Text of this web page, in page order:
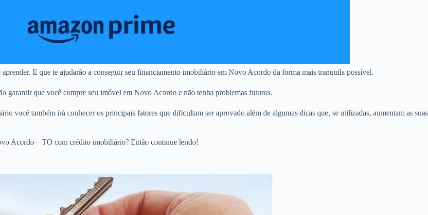
E que te ajudarão a conseguir seu financiamento imobiliário em Novo Acordo da forma mais tranquila possível.
garantir que você compre seu imóvel em Novo Acordo e não tenha problemas futuros.
você também irá conhecer os principais fatores que dificultam ser aprovado além de algumas dicas que, se utilizadas, aumentam as suas
Acordo – TO com crédito imobiliário? Então continue lendo!